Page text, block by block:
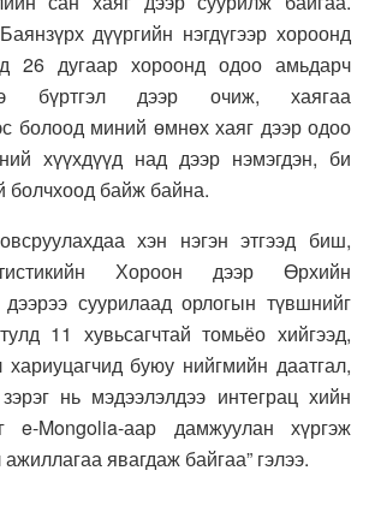
дүүргийн нэгдүгээр хороонд
26 дугаар хороонд одоо амьдарч
бүртгэл дээр очиж, хаягаа
болоод миний өмнөх хаяг дээр одоо
хүүхдүүд над дээр нэмэгдэн, би
болчхоод байж байна.
хэн нэгэн этгээд биш,
Хороон дээр Өрхийн
суурилаад орлогын түвшнийг
11 хувьсагчтай томьёо хийгээд,
буюу нийгмийн даатгал,
нь мэдээлэлдээ интеграц хийн
e-Mongolia-аар дамжуулан хүргэж
явагдаж байгаа” гэлээ.